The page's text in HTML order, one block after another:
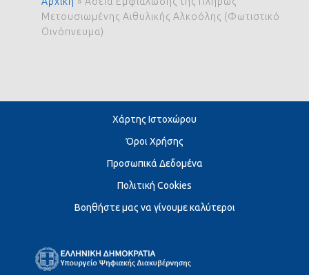
Μετουσιωμένης Αιθυλικής Αλκοόλης (Φωτιστικό
Οινόπνευμα)
Χάρτης Ιστοχώρου
Όροι Χρήσης
Προσωπικά Δεδομένα
Πολιτική Cookies
Βοηθήστε μας να γίνουμε καλύτεροι